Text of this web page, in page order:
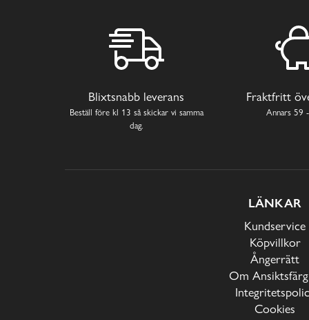
Blixtsnabb leverans
Beställ före kl 13 så skickar vi samma
dag.
Fraktfritt
Annars 59
LÄNKAR
Kundservice
Köpvillkor
Ångerrätt
Om
Cookies